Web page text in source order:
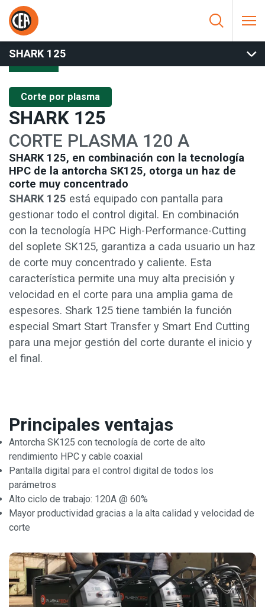
Saltar al contenido
HOME/
SHARK 125
Corte por plasma
SHARK 125
CORTE PLASMA 120 A
SHARK 125, en combinación con la tecnología
HPC de la antorcha SK125, otorga un haz de
corte muy concentrado
SHARK 125 está equipado con pantalla para
gestionar todo el control digital. En combinación
con la tecnología HPC High-Performance-Cutting
del soplete SK125, garantiza a cada usuario un haz
de corte muy concentrado y caliente. Esta
característica permite una muy alta precisión y
velocidad en el corte para una amplia gama de
espesores. Shark 125 tiene también la función
especial Smart Start Transfer y Smart End Cutting
para una mejor gestión del corte durante el inicio y
el final.
Principales ventajas
Antorcha SK125 con tecnología de corte de alto
rendimiento HPC y cable coaxial
Pantalla digital para el control digital de todos los
parámetros
Alto ciclo de trabajo: 120A @ 60%
Mayor productividad gracias a la alta calidad y velocidad de
corte